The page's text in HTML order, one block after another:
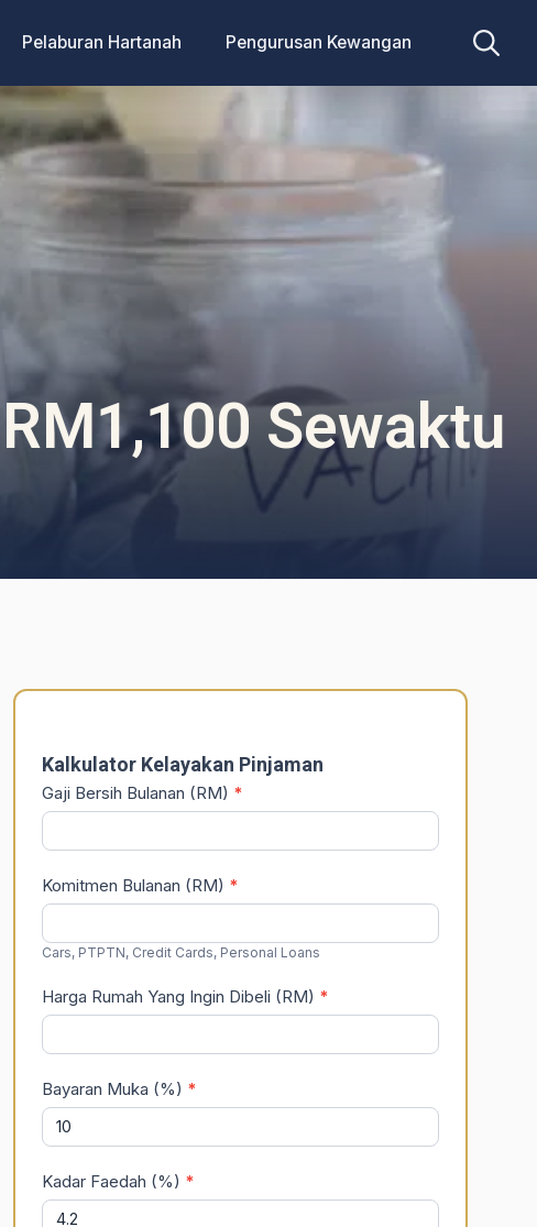
Pelaburan Hartanah Pengurusan Kewangan
Search
Sewaktu
Calculator
Kalkulator Kelayakan Pinjaman
Gaji Bersih Bulanan (RM) *
Komitmen Bulanan (RM) *
Cars, PTPTN, Credit Cards, Personal Loans
Harga Rumah Yang Ingin Dibeli (RM) *
Bayaran Muka (%) *
Kadar Faedah (%) *